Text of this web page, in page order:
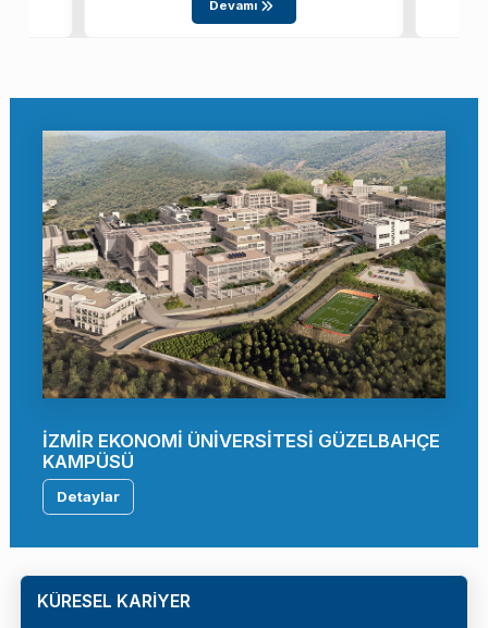
Devamı
İZMİR EKONOMİ ÜNİVERSİTESİ GÜZELBAHÇE
KAMPÜSÜ
Detaylar
KÜRESEL KARİYER